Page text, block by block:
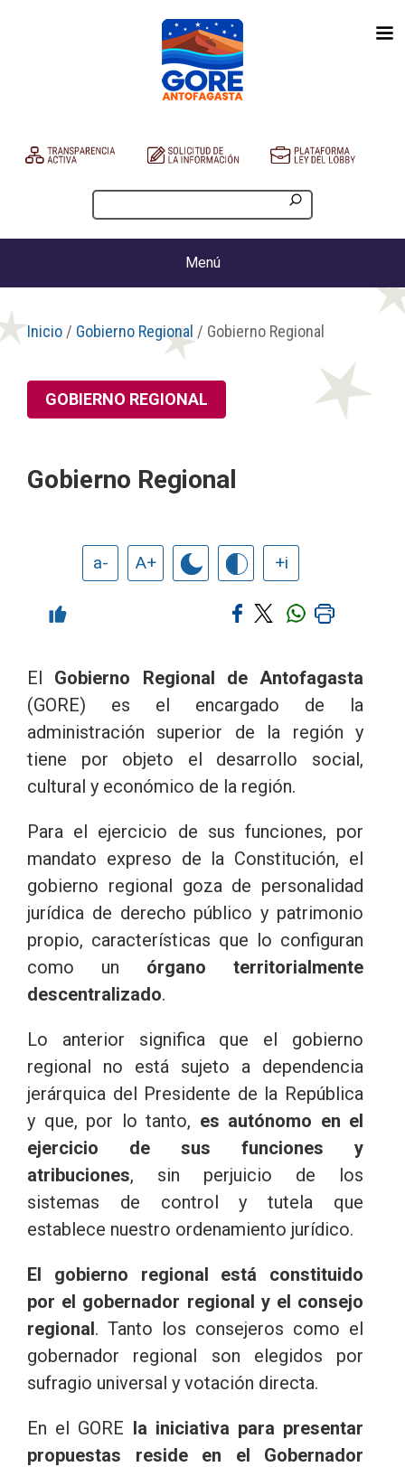
Menú
Inicio / Gobierno Regional / Gobierno Regional
GOBIERNO REGIONAL
Gobierno Regional
a- A+ +i
El Gobierno Regional de Antofagasta
(GORE) es el encargado de la
administración superior de la región y
tiene por objeto el desarrollo social,
cultural y económico de la región.
Para el ejercicio de sus funciones, por
mandato expreso de la Constitución, el
gobierno regional goza de personalidad
jurídica de derecho público y patrimonio
propio, características que lo configuran
como un órgano territorialmente
descentralizado.
Lo anterior significa que el gobierno
regional no está sujeto a dependencia
jerárquica del Presidente de la República
y que, por lo tanto, es autónomo en el
ejercicio de sus funciones y
atribuciones, sin perjuicio de los
sistemas de control y tutela que
establece nuestro ordenamiento jurídico.
El gobierno regional está constituido
por el gobernador regional y el consejo
regional. Tanto los consejeros como el
gobernador regional son elegidos por
sufragio universal y votación directa.
En el GORE la iniciativa para presentar
propuestas reside en el Gobernador